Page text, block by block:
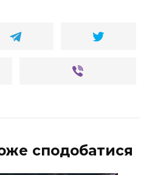
сподобатися